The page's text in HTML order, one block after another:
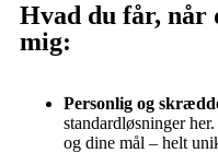
Hvad du får, når
mig:
Personlig og
standardløsninger
og dine mål – helt